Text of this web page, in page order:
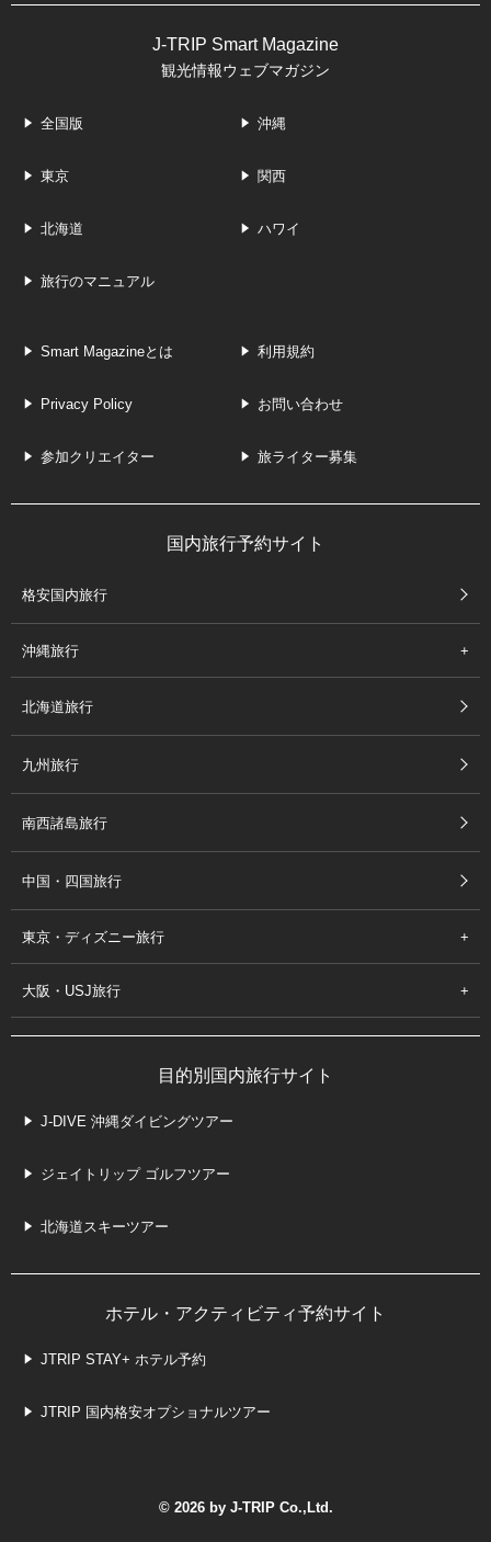
J-TRIP Smart Magazine
観光情報ウェブマガジン
全国版 沖縄
東京 関西
北海道 ハワイ
旅行のマニュアル
Smart Magazineとは 利用規約
Privacy Policy お問い合わせ
参加クリエイター 旅ライター募集
国内旅行予約サイト
格安国内旅行
沖縄旅行
北海道旅行
九州旅行
南西諸島旅行
中国・四国旅行
東京・ディズニー旅行
大阪・USJ旅行
目的別国内旅行サイト
J-DIVE 沖縄ダイビングツアー
ジェイトリップ ゴルフツアー
北海道スキーツアー
ホテル・アクティビティ予約サイト
JTRIP STAY+ ホテル予約
JTRIP 国内格安オプショナルツアー
© 2026 by J-TRIP Co.,Ltd.